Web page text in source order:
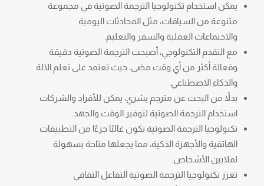
يمكن استخدام تكنولوجيا الترجمة الصوتية في مجموعة
متنوعة من السياقات، مثل المحادثات اليومية
والاجتماعات العملية والسفر والتعليم.
مع التقدم التكنولوجي، أصبحت الترجمة الصوتية دقيقة
وفعالة أكثر من أي وقت مضى، حيث تعتمد على تعلم الآلة
والذكاء الاصطناعي.
بدلاً من البحث عن مترجم بشري، يمكن للأفراد والشركات
استخدام الترجمة الصوتية لتوفير الوقت والجهد.
تكنولوجيا الترجمة الصوتية تكون غالبًا جزءًا من التطبيقات
الهاتفية والأجهزة الذكية، مما يجعلها متاحة بسهولة
لملايين الأشخاص.
تعزز تكنولوجيا الترجمة الصوتية التفاعل الثقافي